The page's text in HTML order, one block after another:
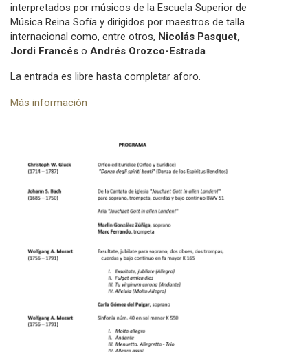
interpretados por músicos de la Escuela Superior de
Música Reina Sofía y dirigidos por maestros de talla
internacional como, entre otros, Nicolás Pasquet,
Jordi Francés o Andrés Orozco-Estrada.
La entrada es libre hasta completar aforo.
Más información